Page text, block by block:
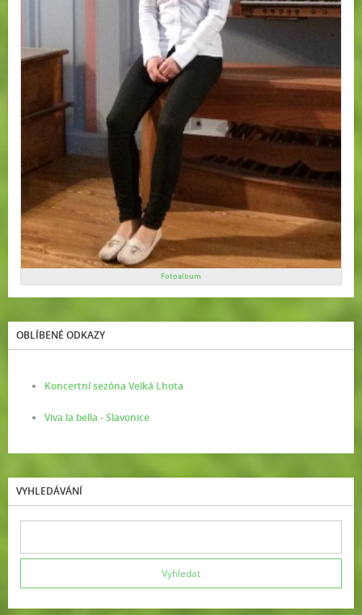
Fotoalbum
OBLÍBENÉ ODKAZY
Koncertní sezóna Velká Lhota
Viva la bella - Slavonice
VYHLEDÁVÁNÍ